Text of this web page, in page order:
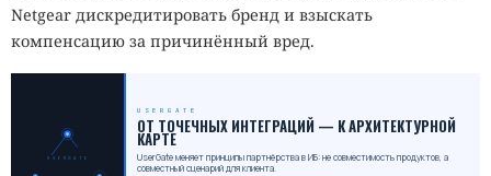
Netgear дискредитировать бренд и взыскать
компенсацию за причинённый вред.
USERGATE
USERGATE
ОТ ТОЧЕЧНЫХ ИНТЕГРАЦИЙ — К АРХИТЕКТУРНОЙ
КАРТЕ
UserGate меняет принципы партнёрства в ИБ: не совместимость продуктов, а
совместный сценарий для клиента.